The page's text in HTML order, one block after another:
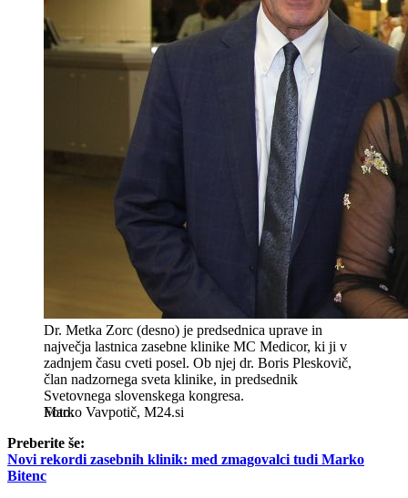
Dr. Metka Zorc (desno) je predsednica uprave in
največja lastnica zasebne klinike MC Medicor, ki ji v
zadnjem času cveti posel. Ob njej dr. Boris Pleskovič,
član nadzornega sveta klinike, in predsednik
Svetovnega slovenskega kongresa.
Marko Vavpotič, M24.si
Preberite še:
Novi rekordi zasebnih klinik: med zmagovalci tudi Marko
Bitenc